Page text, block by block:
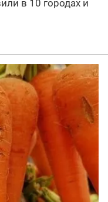
в 10 городах и